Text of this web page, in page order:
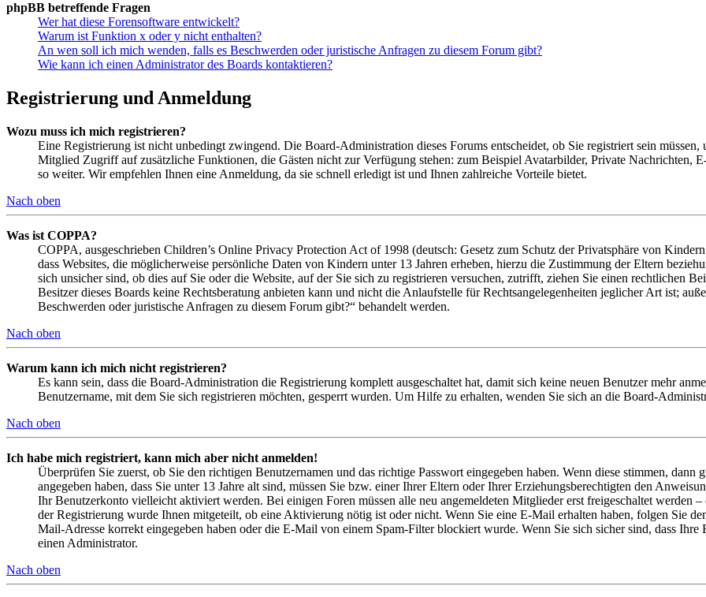
phpBB betreffende Fragen
Wer hat diese Forensoftware entwickelt?
Warum ist Funktion x oder y nicht enthalten?
An wen soll ich mich wenden, falls es Beschwerden oder juristische Anfragen zu diesem Forum gibt?
Wie kann ich einen Administrator des Boards kontaktieren?
Registrierung und Anmeldung
Wozu muss ich mich registrieren?
Eine Registrierung ist nicht unbedingt zwingend. Die Board-Administration dieses Forums entscheidet, ob Sie registriert sein
Mitglied Zugriff auf zusätzliche Funktionen, die Gästen nicht zur Verfügung stehen: zum Beispiel Avatarbilder, Private Nachrichten,
so weiter. Wir empfehlen Ihnen eine Anmeldung, da sie schnell erledigt ist und Ihnen zahlreiche Vorteile bietet.
Nach oben
Was ist COPPA?
COPPA, ausgeschrieben Children’s Online Privacy Protection Act of 1998 (deutsch: Gesetz zum Schutz der Privatsphäre von
dass Websites, die möglicherweise persönliche Daten von Kindern unter 13 Jahren erheben, hierzu die Zustimmung der Eltern
sich unsicher sind, ob dies auf Sie oder die Website, auf der Sie sich zu registrieren versuchen, zutrifft, ziehen Sie einen rechtlichen
Besitzer dieses Boards keine Rechtsberatung anbieten kann und nicht die Anlaufstelle für Rechtsangelegenheiten jeglicher Art ist;
Beschwerden oder juristische Anfragen zu diesem Forum gibt?“ behandelt werden.
Nach oben
Warum kann ich mich nicht registrieren?
Es kann sein, dass die Board-Administration die Registrierung komplett ausgeschaltet hat, damit sich keine neuen Benutzer mehr
Benutzername, mit dem Sie sich registrieren möchten, gesperrt wurden. Um Hilfe zu erhalten, wenden Sie sich an die Board-
Nach oben
Ich habe mich registriert, kann mich aber nicht anmelden!
Überprüfen Sie zuerst, ob Sie den richtigen Benutzernamen und das richtige Passwort eingegeben haben. Wenn diese stimmen, dann
angegeben haben, dass Sie unter 13 Jahre alt sind, müssen Sie bzw. einer Ihrer Eltern oder Ihrer Erziehungsberechtigten den
Ihr Benutzerkonto vielleicht aktiviert werden. Bei einigen Foren müssen alle neu angemeldeten Mitglieder erst freigeschaltet werden
der Registrierung wurde Ihnen mitgeteilt, ob eine Aktivierung nötig ist oder nicht. Wenn Sie eine E-Mail erhalten haben, folgen Sie
Mail-Adresse korrekt eingegeben haben oder die E-Mail von einem Spam-Filter blockiert wurde. Wenn Sie sich sicher sind, dass
einen Administrator.
Nach oben